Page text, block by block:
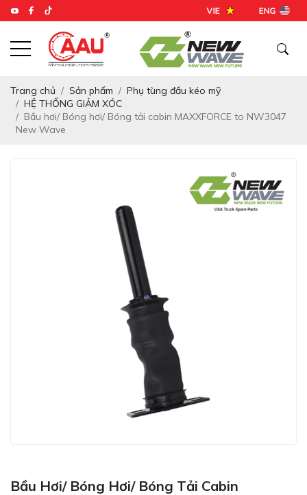
Trang chủ Sản phẩm
Phụ tùng đầu kéo mỹ
HỆ THỐNG GIẢM XÓC
Bầu hơi/ Bóng hơi/ Bóng tải cabin MAXXFORCE to NW3047
New Wave
Bầu Hơi/ Bóng Hơi/ Bóng Tải Cabin